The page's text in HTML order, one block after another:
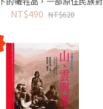
抗美國西拓的血淚哀歌
NT$490 NT$620